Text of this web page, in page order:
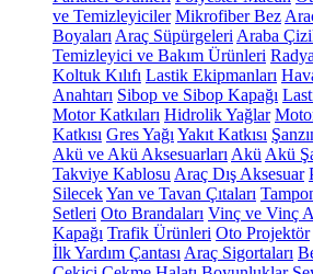
ve Temizleyiciler Mikrofiber Bez
Boyaları Araç Süpürgeleri Araba
Temizleyici ve Bakım Ürünleri
Koltuk Kılıfı Lastik Ekipmanları
Anahtarı Sibop ve Sibop Kapağı
Motor Katkıları Hidrolik Yağlar
Katkısı Gres Yağı Yakıt Katkısı
Akü ve Akü Aksesuarları Akü Akü
Takviye Kablosu Araç Dış Aksesuar
SilecekYan ve Tavan Çıtaları
Setleri Oto Brandaları Vinç ve Vinç
Kapağı Trafik Ürünleri Oto Projektör
İlk Yardım Çantası Araç Sigortaları